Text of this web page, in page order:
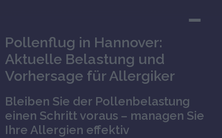
Pollenflug in Hannover:
Aktuelle Belastung und
Vorhersage für Allergiker
Bleiben Sie der Pollenbelastung
einen Schritt voraus – managen Sie
Ihre Allergien effektiv